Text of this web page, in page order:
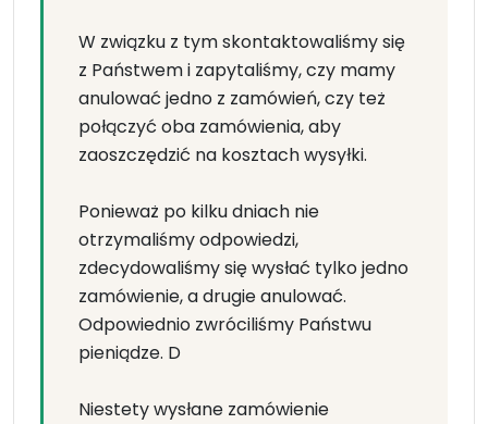
W związku z tym skontaktowaliśmy się
z Państwem i zapytaliśmy, czy mamy
anulować jedno z zamówień, czy też
połączyć oba zamówienia, aby
zaoszczędzić na kosztach wysyłki.
Ponieważ po kilku dniach nie
otrzymaliśmy odpowiedzi,
zdecydowaliśmy się wysłać tylko jedno
zamówienie, a drugie anulować.
Odpowiednio zwróciliśmy Państwu
pieniądze. D
Niestety wysłane zamówienie